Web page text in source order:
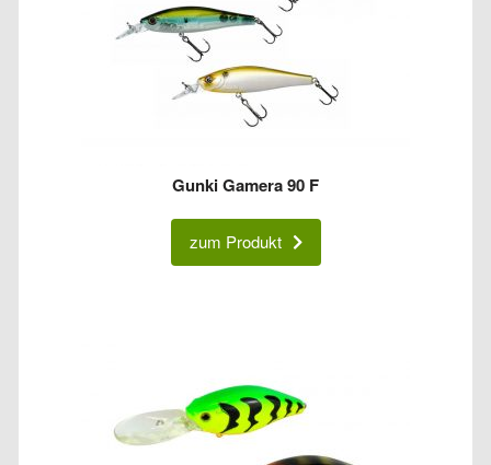
Gunki Gamera 90 F
zum Produkt